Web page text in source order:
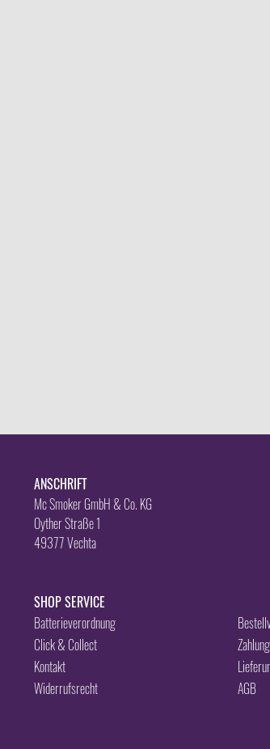
ANSCHRIFT
Mc Smoker GmbH & Co. KG
Oyther Straße 1
49377 Vechta
SHOP SERVICE
Batterieverordnung
Click & Collect
Kontakt
Widerrufsrecht
AGB